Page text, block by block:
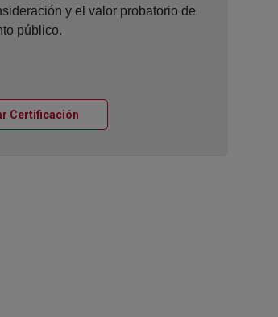
y el valor probatorio de
público.
Certificación